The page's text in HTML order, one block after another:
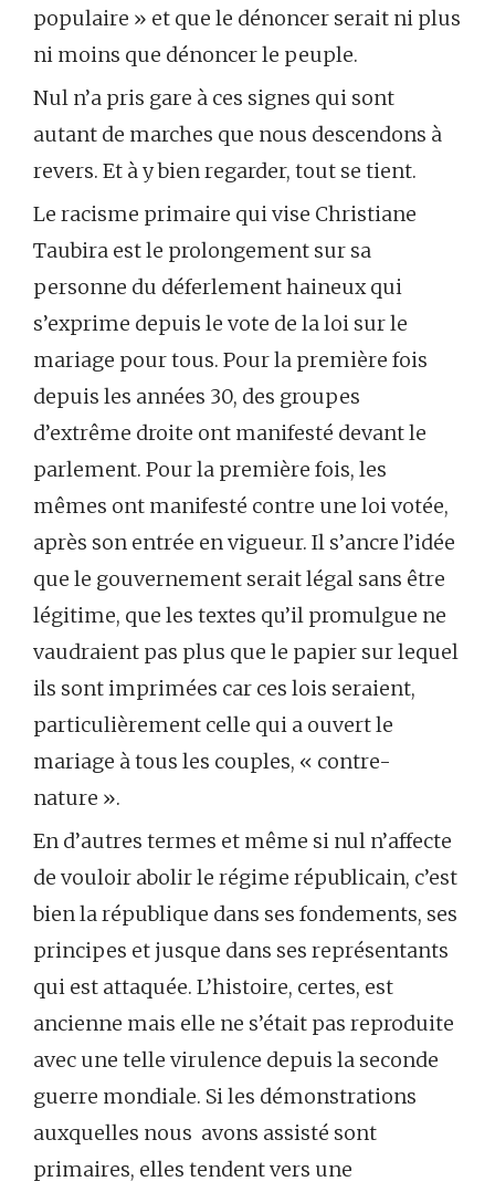
populaire » et que le dénoncer serait ni plus
ni moins que dénoncer le peuple.
Nul n’a pris gare à ces signes qui sont
autant de marches que nous descendons à
revers. Et à y bien regarder, tout se tient.
Le racisme primaire qui vise Christiane
Taubira est le prolongement sur sa
personne du déferlement haineux qui
s’exprime depuis le vote de la loi sur le
mariage pour tous. Pour la première fois
depuis les années 30, des groupes
d’extrême droite ont manifesté devant le
parlement. Pour la première fois, les
mêmes ont manifesté contre une loi votée,
après son entrée en vigueur. Il s’ancre l’idée
que le gouvernement serait légal sans être
légitime, que les textes qu’il promulgue ne
vaudraient pas plus que le papier sur lequel
ils sont imprimées car ces lois seraient,
particulièrement celle qui a ouvert le
mariage à tous les couples, « contre-
nature ».
En d’autres termes et même si nul n’affecte
de vouloir abolir le régime républicain, c’est
bien la république dans ses fondements, ses
principes et jusque dans ses représentants
qui est attaquée. L’histoire, certes, est
ancienne mais elle ne s’était pas reproduite
avec une telle virulence depuis la seconde
guerre mondiale. Si les démonstrations
auxquelles nous avons assisté sont
primaires, elles tendent vers une